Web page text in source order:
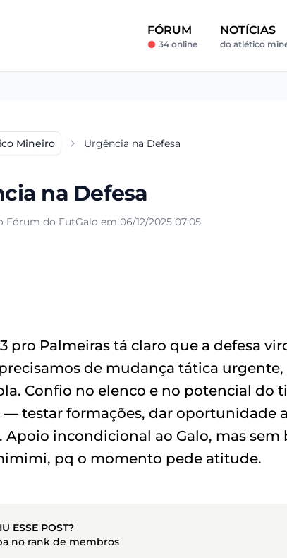
FÓRUM
34 online
NOTÍCIAS
do atlético
Mineiro Urgência na Defesa
na Defesa
Fórum do FutGalo em 06/12/2025 07:05
pro Palmeiras tá claro que a defesa
de mudança tática
Confio no elenco e no potencial do
— testar formações, dar oportunidade
Apoio incondicional ao Galo, mas
pq o momento pede atitude.
ESSE POST?
no rank de membros